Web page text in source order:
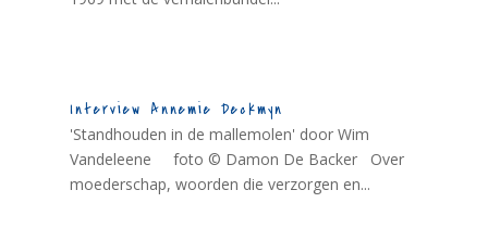
Interview Annemie Deckmyn
'Standhouden in de mallemolen' door Wim
Vandeleene foto © Damon De Backer Over
moederschap, woorden die verzorgen en...